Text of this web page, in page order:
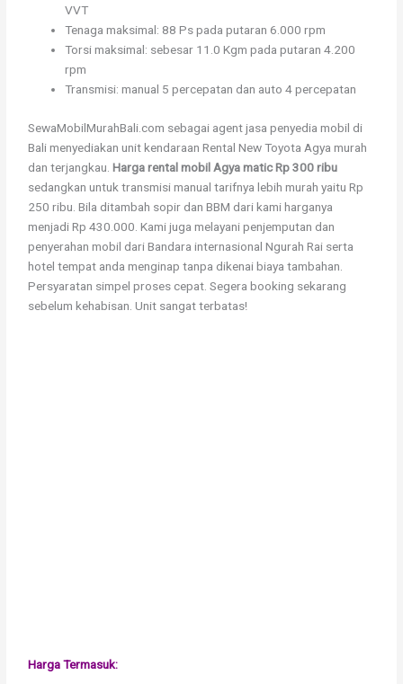
VVT
Tenaga maksimal: 88 Ps pada putaran 6.000 rpm
Torsi maksimal: sebesar 11.0 Kgm pada putaran 4.200
rpm
Transmisi: manual 5 percepatan dan auto 4 percepatan
SewaMobilMurahBali.com sebagai agent jasa penyedia mobil di
Bali menyediakan unit kendaraan Rental New Toyota Agya murah
dan terjangkau.Harga rental mobil Agya matic Rp 300 ribu
sedangkan untuk transmisi manual tarifnya lebih murah yaitu Rp
250 ribu. Bila ditambah sopir dan BBM dari kami harganya
menjadi Rp 430.000. Kami juga melayani penjemputan dan
penyerahan mobil dari Bandara internasional Ngurah Rai serta
hotel tempat anda menginap tanpa dikenai biaya tambahan.
Persyaratan simpel proses cepat. Segera booking sekarang
sebelum kehabisan. Unit sangat terbatas!
Harga Termasuk: